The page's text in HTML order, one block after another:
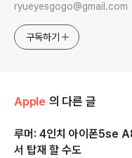
ryueyesgogo@gmail.com
구독하기
Apple 의 다른 글
루머: 4인치 아이폰5se
서 탑재 할 수도